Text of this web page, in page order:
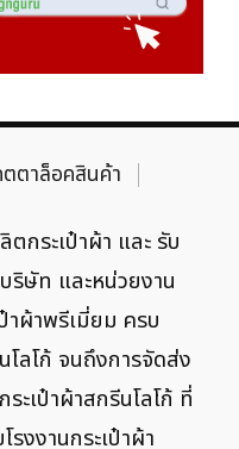
ตาล็อคสินค้า
ตกระเป๋าผ้า และ รับ
ริษัท และหน่วยงาน
าผ้าพรีเมี่ยม ครบ
ลโก้ จนถึงการจัดส่ง
ะเป๋าผ้าสกรีนโลโก้ ที่
งงานกระเป๋าผ้า